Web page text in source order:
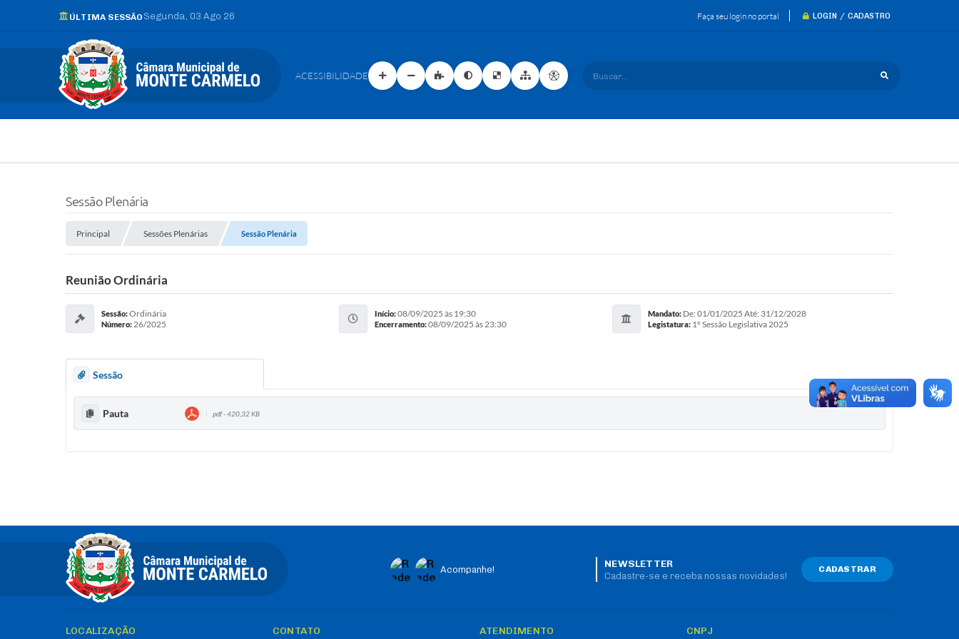
Faça seu login no portal LOGIN / CADASTRO
Buscar...
ÚLTIMA SESSÃO Segunda 03 Ago 26
ACESSIBILIDADE
Sessão Plenária
Principal Sessões Plenárias Sessão Plenária
Reunião Ordinária
Sessão:Ordinária
Número:26/2025
Início:08/09/2025 às 19:30
Encerramento:08/09/2025 às 23:30
Mandato:De: 01/01/2025 Até: 31/12/2028
Legistatura:1º Sessão Legislativa 2025
Sessão
Pauta pdf - 420,32 KB
Acompanhe! NEWSLETTER
Cadastre-se e receba nossas novidades!
CADASTRAR
LOCALIZAÇÃO CONTATO ATENDIMENTO CNPJ